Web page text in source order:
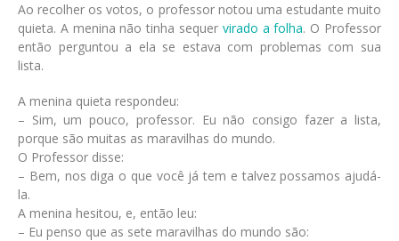
Ao recolher os votos, o professor notou uma estudante muito
quieta. A menina não tinha sequer virado a folha. O Professor
então perguntou a ela se estava com problemas com sua
lista.
A menina quieta respondeu:
– Sim, um pouco, professor. Eu não consigo fazer a lista,
porque são muitas as maravilhas do mundo.
O Professor disse:
– Bem, nos diga o que você já tem e talvez possamos ajudá-
la.
A menina hesitou, e, então leu:
– Eu penso que as sete maravilhas do mundo são: